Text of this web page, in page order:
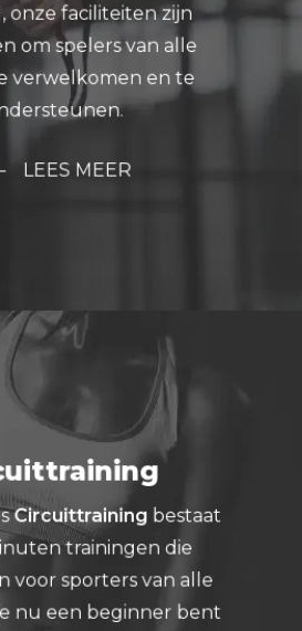
onze faciliteiten zijn
om spelers van alle
verwelkomen en te
LEES MEER
Circuittraining bestaat
trainingen die
voor sporters van alle
nu een beginner bent